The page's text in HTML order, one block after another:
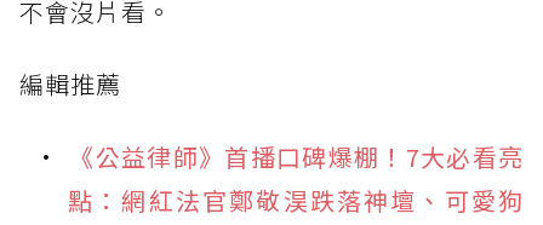
不會沒片看。
編輯推薦
《公益律師》首播口碑爆棚！7大必看亮
點：網紅法官鄭敬淏跌落神壇、可愛狗